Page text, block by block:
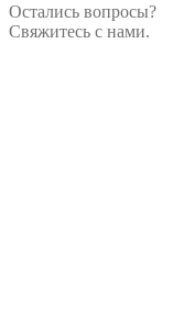
Остались вопросы?
Свяжитесь с нами.